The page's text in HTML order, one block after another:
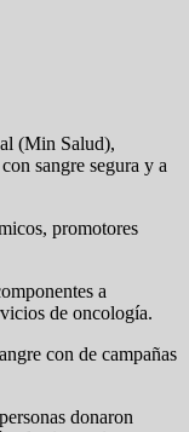
(Min Salud),
sangre segura y a
promotores
a
de oncología.
con de campañas
donaron